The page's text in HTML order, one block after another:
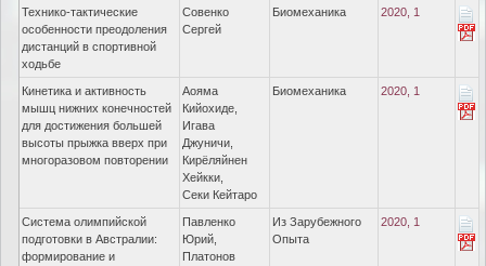
Технико-тактические
особенности преодоления
дистанций в спортивной
ходьбе
Совенко
Сергей
Биомеханика 2020, 1
Кинетика и активность
мышц нижних конечностей
для достижения большей
высоты прыжка вверх при
многоразовом повторении
Аояма
Кийохиде,
Игава
Джуничи,
Кирёляйнен
Хейкки,
Секи Кейтаро
Биомеханика 2020, 1
Система олимпийской
подготовки в Австралии:
формирование и
Павленко
Юрий,
Платонов
Из Зарубежного
Опыта
2020, 1